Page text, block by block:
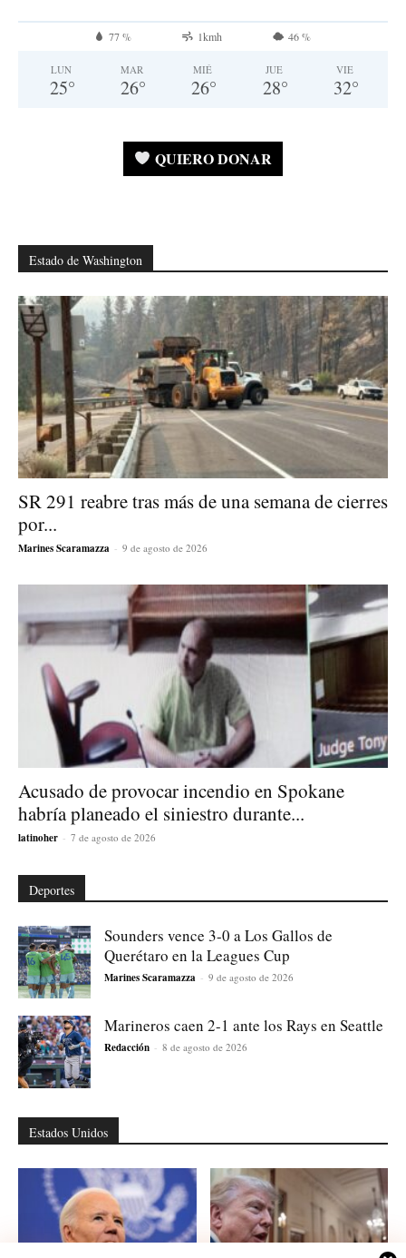
77 % 1kmh 46 %
LUN
25°
MAR
26°
MIÉ
26°
JUE
28°
VIE
32°
QUIERO DONAR
Estado de Washington
SR 291 reabre tras más de una semana de cierres
por...
Marines Scaramazza - 9 de agosto de 2026
Acusado de provocar incendio en Spokane
habría planeado el siniestro durante...
latinoher - 7 de agosto de 2026
Deportes
Sounders vence 3-0 a Los Gallos de
Querétaro en la Leagues Cup
Marines Scaramazza - 9 de agosto de 2026
Marineros caen 2-1 ante los Rays en Seattle
Redacción - 8 de agosto de 2026
Estados Unidos